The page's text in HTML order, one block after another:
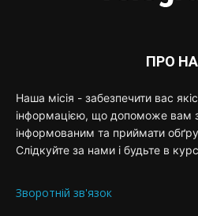
ПРО
Наша місія - забезпечити вас
інформацією, що допоможе вам
інформованим та приймати
Слідкуйте за нами і будьте в
Зворотній зв'язок